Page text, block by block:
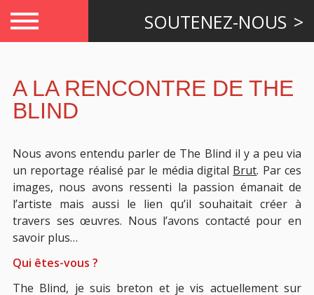
SOUTENEZ-NOUS
A LA RENCONTRE DE THE
BLIND
Nous avons entendu parler de The Blind il y a peu via
un reportage réalisé par le média digital Brut. Par ces
images, nous avons ressenti la passion émanait de
l’artiste mais aussi le lien qu’il souhaitait créer à
travers ses œuvres. Nous l’avons contacté pour en
savoir plus…
Qui êtes-vous ?
The Blind, je suis breton et je vis actuellement sur